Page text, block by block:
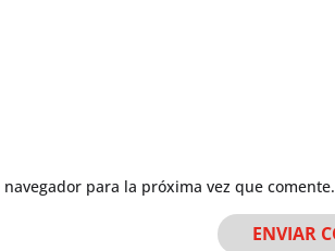
para la próxima vez que comente.